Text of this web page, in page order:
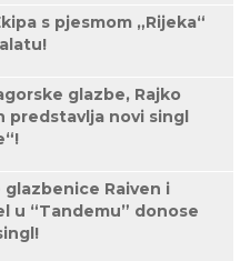
s pjesmom „Rijeka“
glazbe, Rajko
predstavlja novi singl
glazbenice Raiven i
u “Tandemu” donose